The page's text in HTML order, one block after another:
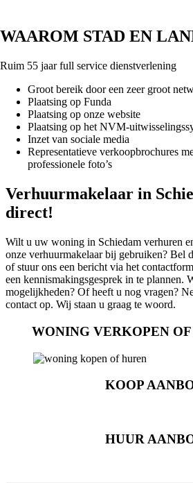
WAAROM STAD EN
Ruim 55 jaar full service dienstverlening
Groot bereik door een zeer groot
Plaatsing op Funda
Plaatsing op onze website
Plaatsing op het NVM-
Inzet van sociale media
Representatieve verkoopbrochures
professionele foto’s
Verhuurmakelaar in
direct!
Wilt u uw woning in Schiedam verhuren
onze verhuurmakelaar bij gebruiken? Bel
of stuur ons een bericht via het
een kennismakingsgesprek in te plannen.
mogelijkheden? Of heeft u nog vragen?
contact op. Wij staan u graag te woord.
WONING VERKOPEN
KOOP
HUUR